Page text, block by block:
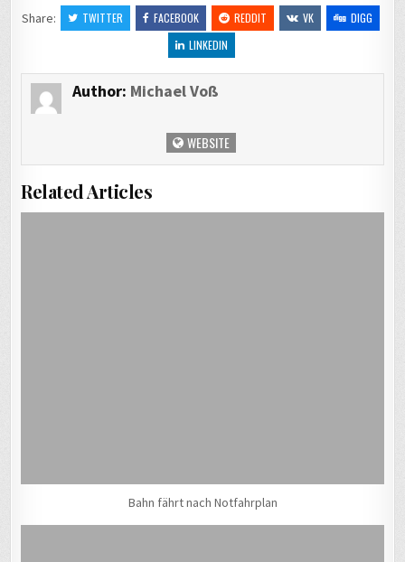
Share: TWITTER FACEBOOK REDDIT VK
DIGG
LINKEDIN
Author: Michael Voß
WEBSITE
Related Articles
Bahn fährt nach Notfahrplan